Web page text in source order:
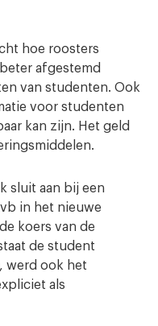
hoe roosters
afgestemd
van studenten. Ook
voor studenten
kan zijn. Het geld
sluit aan bij een
in het nieuwe
koers van de
de student
werd ook het
als